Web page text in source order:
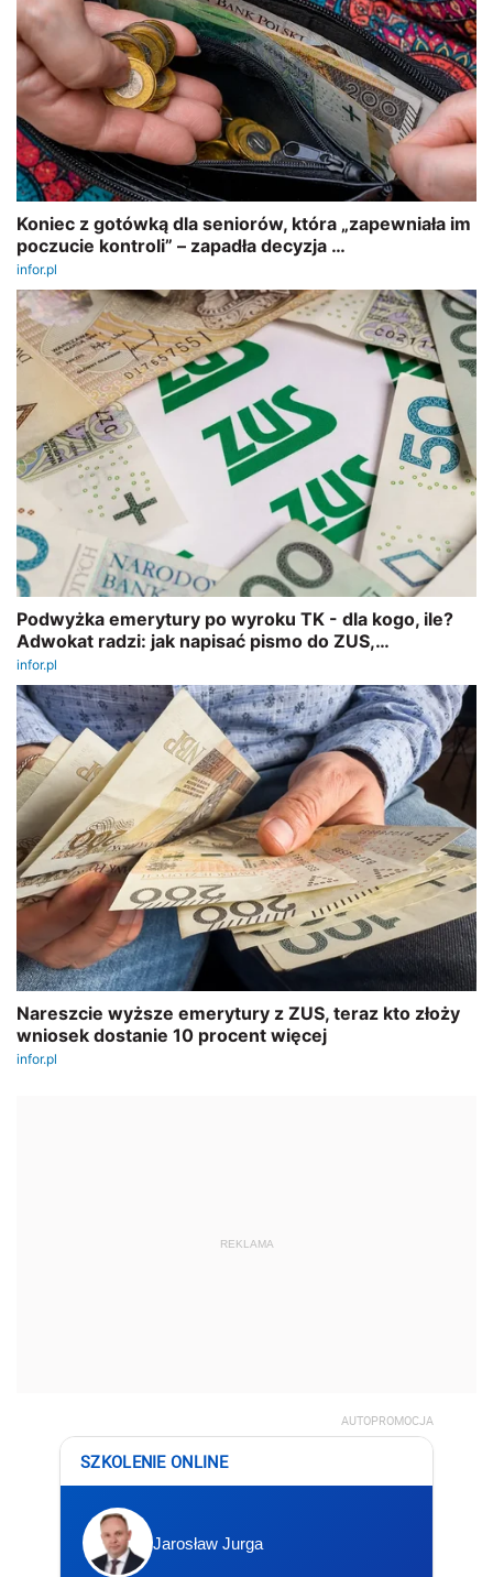
REKLAMA
AUTOPROMOCJA
SZKOLENIE ONLINE
Jarosław Jurga